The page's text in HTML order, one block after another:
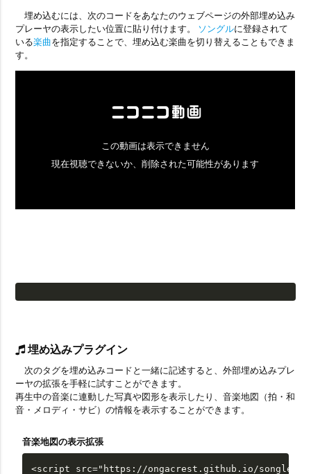
埋め込むには、次のコードをあなたのウェブページの外部埋め込み
プレーヤの表示したい位置に貼り付けます。 ソングルに登録されて
いる楽曲を指定することで、埋め込む楽曲を切り替えることもできま
す。
埋め込みプラグイン
次のタグを埋め込みコードと一緒に記述すると、外部埋め込みプレ
ーヤの拡張を手軽に試すことができます。
再生中の音楽に連動した写真や図形を表示したり、音楽地図（拍・和
音・メロディ・サビ）の情報を表示することができます。
音楽地図の表示拡張
<script src="https://ongacrest.github.io/songle-